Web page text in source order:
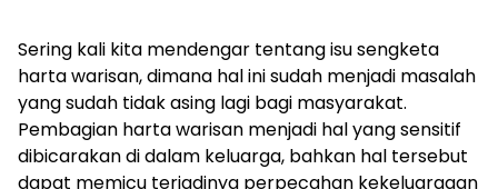
Sering kali kita mendengar tentang isu sengketa
harta warisan, dimana hal ini sudah menjadi masalah
yang sudah tidak asing lagi bagi masyarakat.
Pembagian harta warisan menjadi hal yang sensitif
dibicarakan di dalam keluarga, bahkan hal tersebut
dapat memicu terjadinya perpecahan kekeluargaan